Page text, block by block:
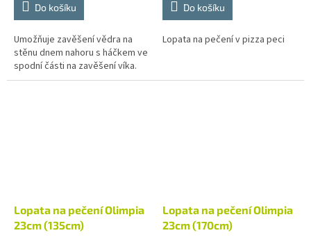
Do košíku
Umožňuje zavěšení vědra na
stěnu dnem nahoru s háčkem ve
spodní části na zavěšení víka.
Do košíku
Lopata na pečení v pizza peci
Lopata na pečení Olimpia
23cm (135cm)
Lopata na pečení Olimpia
23cm (170cm)